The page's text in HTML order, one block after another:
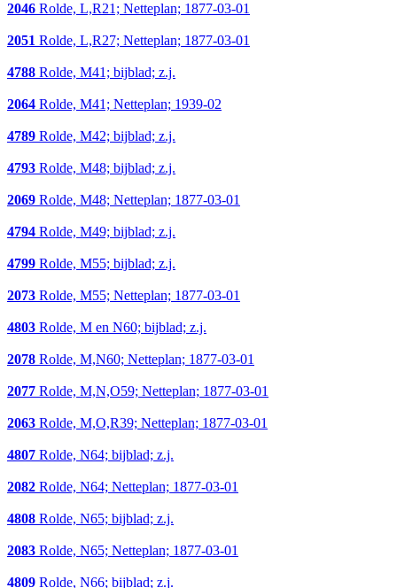
2046 Rolde, L,R21; Netteplan; 1877-03-01
2051 Rolde, L,R27; Netteplan; 1877-03-01
4788 Rolde, M41; bijblad; z.j.
2064 Rolde, M41; Netteplan; 1939-02
4789 Rolde, M42; bijblad; z.j.
4793 Rolde, M48; bijblad; z.j.
2069 Rolde, M48; Netteplan; 1877-03-01
4794 Rolde, M49; bijblad; z.j.
4799 Rolde, M55; bijblad; z.j.
2073 Rolde, M55; Netteplan; 1877-03-01
4803 Rolde, M en N60; bijblad; z.j.
2078 Rolde, M,N60; Netteplan; 1877-03-01
2077 Rolde, M,N,O59; Netteplan; 1877-03-01
2063 Rolde, M,O,R39; Netteplan; 1877-03-01
4807 Rolde, N64; bijblad; z.j.
2082 Rolde, N64; Netteplan; 1877-03-01
4808 Rolde, N65; bijblad; z.j.
2083 Rolde, N65; Netteplan; 1877-03-01
4809 Rolde, N66; bijblad; z.j.